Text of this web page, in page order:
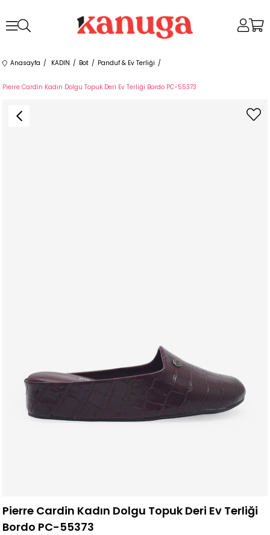
Anasayfa KADIN Bot Panduf & Ev Terliği
Pierre Cardin Kadın Dolgu Topuk Deri Ev Terliği Bordo PC-55373
Pierre Cardin Kadın Dolgu Topuk Deri Ev Terliği
Bordo PC-55373